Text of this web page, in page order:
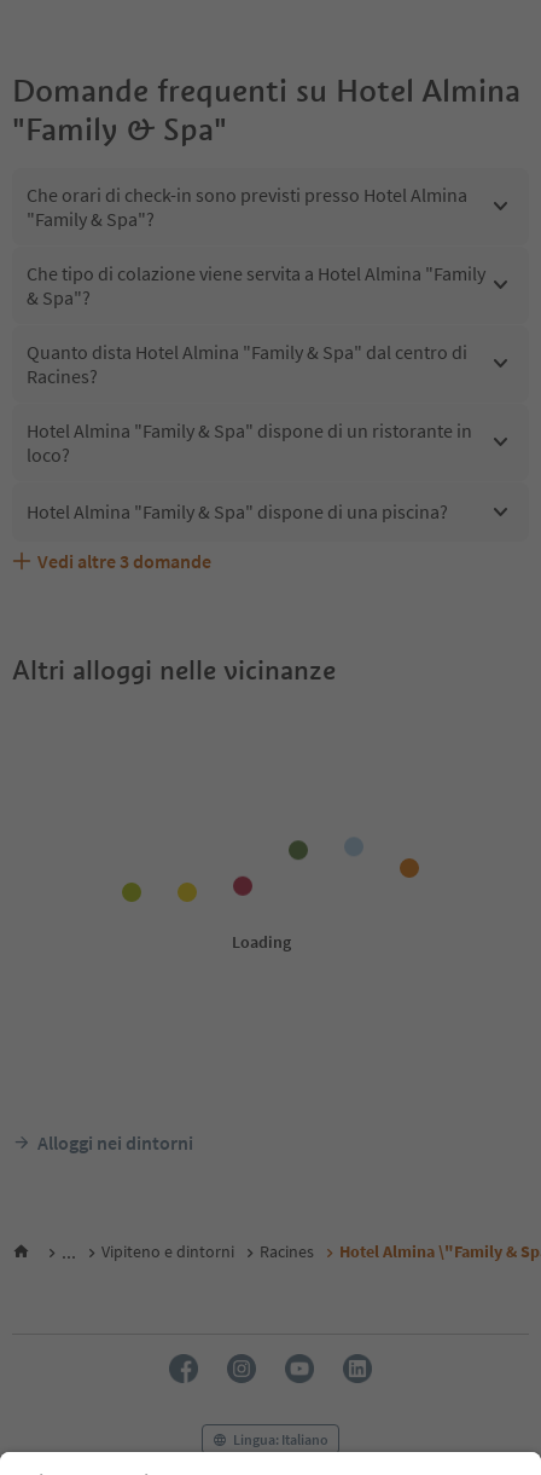
Domande frequenti su Hotel Almina
"Family & Spa"
Che orari di check-in sono previsti presso Hotel Almina
"Family & Spa"?
Che tipo di colazione viene servita a Hotel Almina "Family
& Spa"?
Quanto dista Hotel Almina "Family & Spa" dal centro di
Racines?
Hotel Almina "Family & Spa" dispone di un ristorante in
loco?
Hotel Almina "Family & Spa" dispone di una piscina?
Hotel Almina "Family & Spa" accetta animali domestici?
Quali servizi/attività sono disponibili presso Hotel
Gli ospiti di Hotel Almina "Family & Spa" ricevono l'Alto
Vedi altre 3 domande
Altri alloggi nelle vicinanze
Alloggi nei dintorni
... Vipiteno e dintorni Racines Hotel Almina \"Family &
Lingua: Italiano